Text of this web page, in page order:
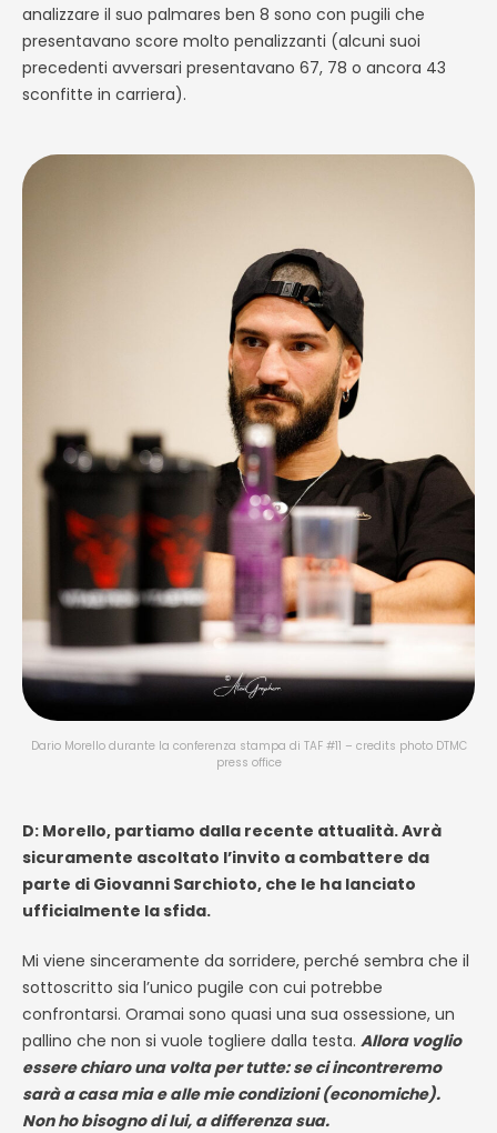
analizzare il suo palmares ben 8 sono con pugili che
presentavano score molto penalizzanti (alcuni suoi
precedenti avversari presentavano 67, 78 o ancora 43
sconfitte in carriera).
Dario Morello durante la conferenza stampa di TAF #11 – credits photo DTMC
press office
D: Morello, partiamo dalla recente attualità. Avrà
sicuramente ascoltato l’invito a combattere da
parte di Giovanni Sarchioto, che le ha lanciato
ufficialmente la sfida.
Mi viene sinceramente da sorridere, perché sembra che il
sottoscritto sia l’unico pugile con cui potrebbe
confrontarsi. Oramai sono quasi una sua ossessione, un
pallino che non si vuole togliere dalla testa. Allora voglio
essere chiaro una volta per tutte: se ci incontreremo
sarà a casa mia e alle mie condizioni (economiche).
Non ho bisogno di lui, a differenza sua.